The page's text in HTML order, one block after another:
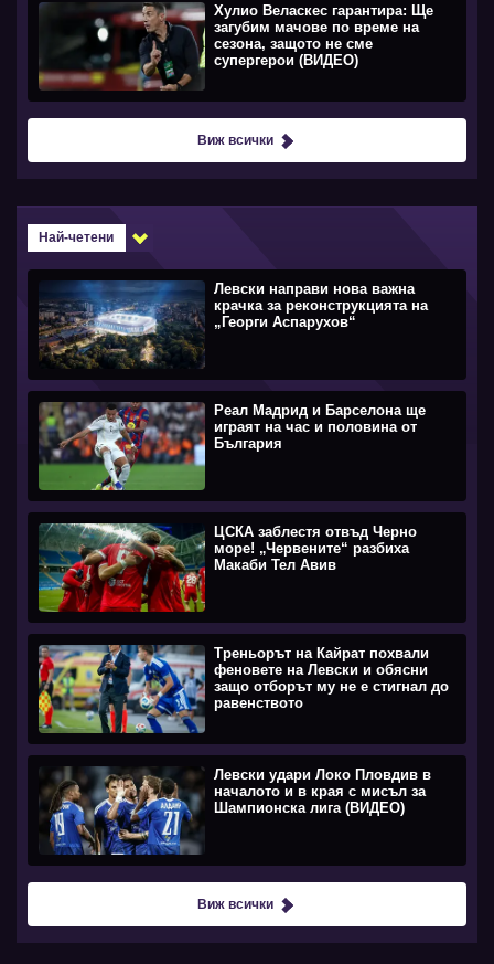
Хулио Веласкес гарантира: Ще
загубим мачове по време на
сезона, защото не сме
супергерои (ВИДЕО)
Виж всички
Най-четени
Левски направи нова важна
крачка за реконструкцията на
„Георги Аспарухов“
Реал Мадрид и Барселона ще
играят на час и половина от
България
ЦСКА заблестя отвъд Черно
море! „Червените“ разбиха
Макаби Тел Авив
Треньорът на Кайрат похвали
феновете на Левски и обясни
защо отборът му не е стигнал до
равенството
Левски удари Локо Пловдив в
началото и в края с мисъл за
Шампионска лига (ВИДЕО)
Виж всички